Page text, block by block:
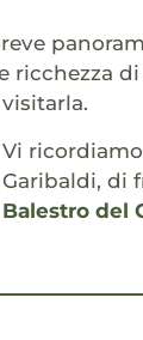
ricchezza
visitarla.
Vi
Garibaldi, di
Balestro del